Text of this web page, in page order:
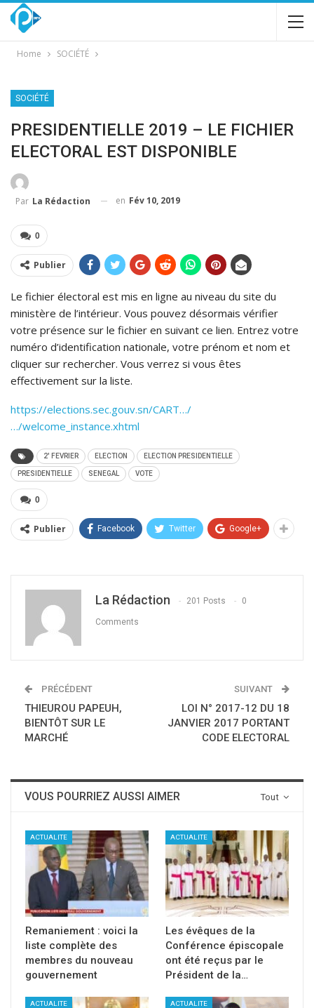
Home SOCIÉTÉ
SOCIÉTÉ
PRESIDENTIELLE 2019 – LE FICHIER
ELECTORAL EST DISPONIBLE
Par La Rédaction en Fév 10, 2019
0
Publier
Le fichier électoral est mis en ligne au niveau du site du
ministère de l’intérieur. Vous pouvez désormais vérifier
votre présence sur le fichier en suivant ce lien. Entrez votre
numéro d’identification nationale, votre prénom et nom et
cliquer sur rechercher. Vous verrez si vous êtes
effectivement sur la liste.
https://elections.sec.gouv.sn/CART…/
…/welcome_instance.xhtml
2' FEVRIER ELECTION ELECTION PRESIDENTIELLE
PRESIDENTIELLE SENEGAL VOTE
0
Publier Facebook Twitter Google+
La Rédaction 201 Posts 0
Comments
PRÉCÉDENT
THIEUROU PAPEUH,
BIENTÔT SUR LE
MARCHÉ
SUIVANT
LOI N° 2017-12 DU 18
JANVIER 2017 PORTANT
CODE ELECTORAL
Tout
VOUS POURRIEZ AUSSI AIMER
ACTUALITE
Remaniement : voici la
liste complète des
membres du nouveau
gouvernement
ACTUALITE
Les évêques de la
Conférence épiscopale
ont été reçus par le
Président de la…
ACTUALITE ACTUALITE